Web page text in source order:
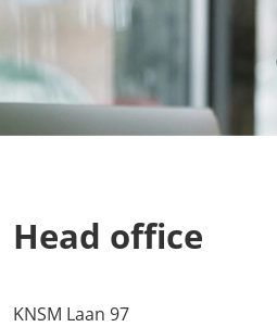
Head office
KNSM Laan 97